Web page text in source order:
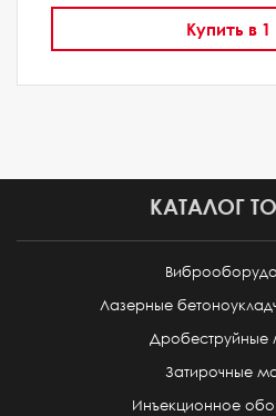
Купить в 1
КАТАЛОГ
Лазерные
Затирочные
Инъекционное